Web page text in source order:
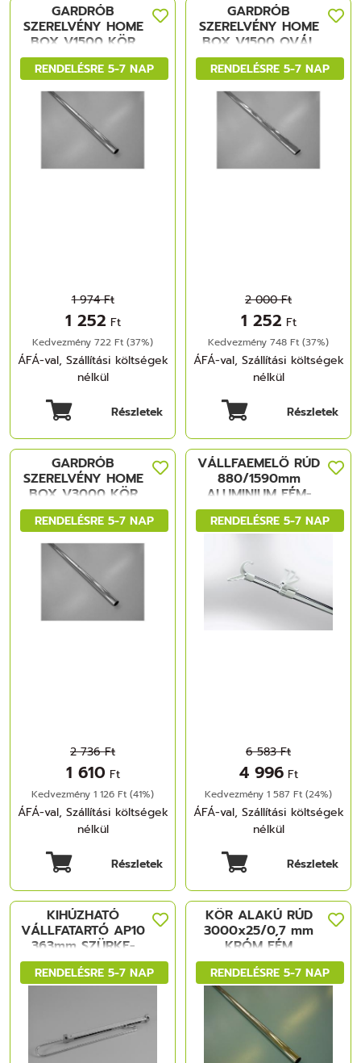
RENDELÉSRE 5-7 NAP
GARDRÓB
SZERELVÉNY HOME
BOX V1500 KÖR
1 974 Ft
1 252 Ft
Kedvezmény 722 Ft (37%)
ÁFÁ-val, Szállítási költségek
nélkül
Részletek
RENDELÉSRE 5-7 NAP
GARDRÓB
SZERELVÉNY HOME
BOX V1500 OVÁL
2 000 Ft
1 252 Ft
Kedvezmény 748 Ft (37%)
ÁFÁ-val, Szállítási költségek
nélkül
Részletek
RENDELÉSRE 5-7 NAP
GARDRÓB
SZERELVÉNY HOME
BOX V3000 KÖR
2 736 Ft
1 610 Ft
Kedvezmény 1 126 Ft (41%)
ÁFÁ-val, Szállítási költségek
nélkül
Részletek
RENDELÉSRE 5-7 NAP
VÁLLFAEMELŐ RÚD
880/1590mm
ALUMINIUM FÉM-
MÜANYAG
6 583 Ft
4 996 Ft
Kedvezmény 1 587 Ft (24%)
ÁFÁ-val, Szállítási költségek
nélkül
Részletek
RENDELÉSRE 5-7 NAP
KIHÚZHATÓ
VÁLLFATARTÓ AP10
363mm SZÜRKE-
KRÓM FÉM-
MÜANYAG RENDELÉSRE 5-7 NAP
KÖR ALAKÚ RÚD
3000x25/0,7 mm
KRÓM FÉM